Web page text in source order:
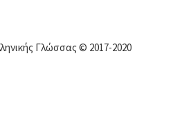
Γλώσσας © 2017-2020